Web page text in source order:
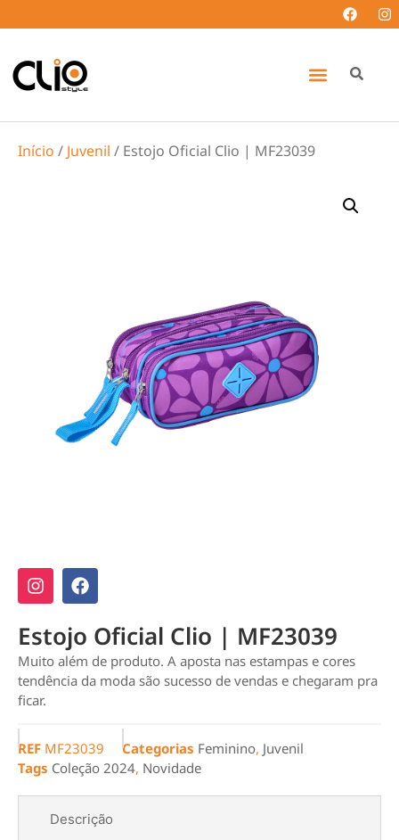
Início / Juvenil / Estojo Oficial Clio | MF23039
Estojo Oficial Clio | MF23039
Muito além de produto. A aposta nas estampas e cores
tendência da moda são sucesso de vendas e chegaram pra
ficar.
REF MF23039 Categorias Feminino, Juvenil
Tags Coleção 2024, Novidade
Descrição